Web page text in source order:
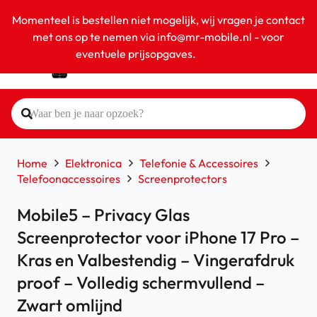
Momenteel is bestellen niet mogelijk, wij vragen je contact
met ons op te nemen via info@mr-mobile.nl - voor
eventuele prijsopgaves.
Home Elektronica
Telefonie & Accessoires
Telefoonaccessoires
Screenprotectors
Mobile5 – Privacy Glas
Screenprotector voor iPhone 17 Pro –
Kras en Valbestendig – Vingerafdruk
proof – Volledig schermvullend –
Zwart omlijnd